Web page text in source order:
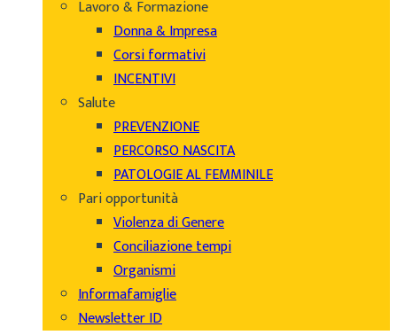
Lavoro & Formazione
Donna & Impresa
Corsi formativi
INCENTIVI
Salute
PREVENZIONE
PERCORSO NASCITA
PATOLOGIE AL FEMMINILE
Pari opportunità
Violenza di Genere
Conciliazione tempi
Organismi
Informafamiglie
Newsletter ID